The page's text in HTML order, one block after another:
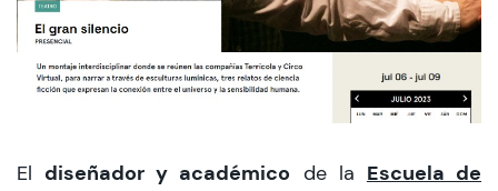
modo claro
El diseñador y académico de la Escuela de